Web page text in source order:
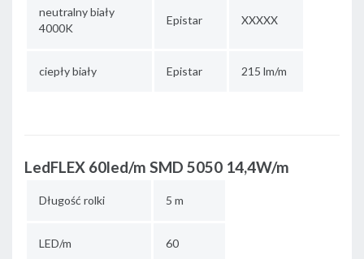
neutralny biały
4000K
Epistar XXXXX
ciepły biały Epistar 215 lm/m
LedFLEX 60led/m SMD 5050 14,4W/m
Długość rolki 5 m
LED/m 60